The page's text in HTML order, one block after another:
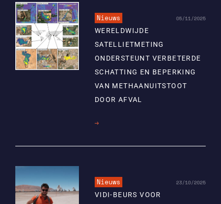
Nieuws 05/11/2025
WERELDWIJDE
SATELLIETMETING
ONDERSTEUNT VERBETERDE
SCHATTING EN BEPERKING
VAN METHAANUITSTOOT
DOOR AFVAL
Lees
Nieuws 23/10/2025
VIDI-BEURS VOOR